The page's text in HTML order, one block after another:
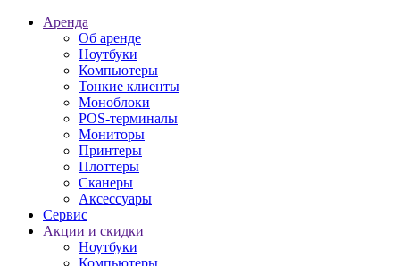
Аренда
Об аренде
Ноутбуки
Компьютеры
Тонкие клиенты
Моноблоки
POS-терминалы
Мониторы
Принтеры
Плоттеры
Сканеры
Аксессуары
Сервис
Акции и скидки
Ноутбуки
Компьютеры